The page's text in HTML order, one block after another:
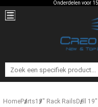
Onderdelen voor
HomeParts19" Rack RailsDell